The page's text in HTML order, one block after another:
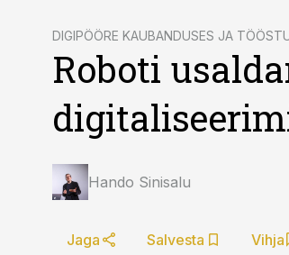
DIGIPÖÖRE KAUBANDUSES JA
Roboti
Hando Sinisalu
Jaga Salvesta Vihja